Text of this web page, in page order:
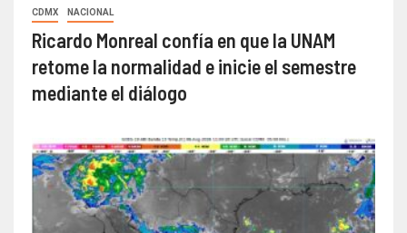
CDMX NACIONAL
Ricardo Monreal confía en que la UNAM
retome la normalidad e inicie el semestre
mediante el diálogo